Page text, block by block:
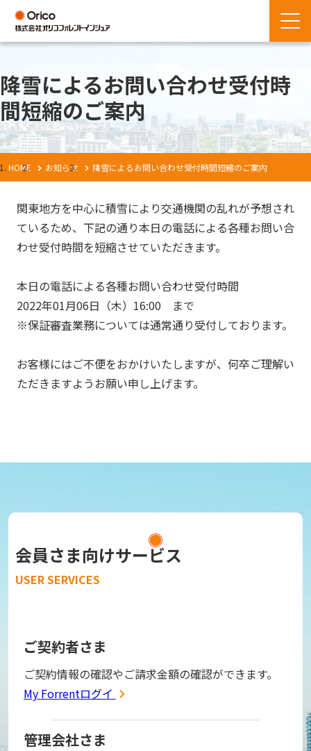
降雪によるお問い合わせ受付時
間短縮のご案内
HOME お知らせ 降雪によるお問い合わせ受付時間短縮のご案内
関東地方を中心に積雪により交通機関の乱れが予想され
ているため、下記の通り本日の電話による各種お問い合
わせ受付時間を短縮させていただきます。
本日の電話による各種お問い合わせ受付時間
2022年01月06日（木）16:00 まで
※保証審査業務については通常通り受付しております。
お客様にはご不便をおかけいたしますが、何卒ご理解い
ただきますようお願い申し上げます。
会員さま向けサービス
USER SERVICES
ご契約者さま
ご契約情報の確認やご請求金額の確認ができます。
My Forrentログイン
管理会社さま